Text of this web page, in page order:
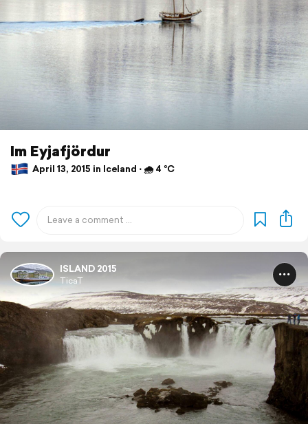
Im Eyjafjördur
April 13, 2015 in Iceland ⋅ 🌧 4 °C
ISLAND 2015
TicaT